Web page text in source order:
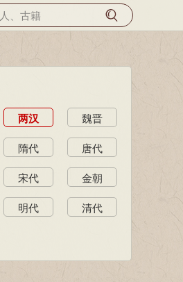
两汉 魏晋
隋代 唐代
宋代 金朝
明代 清代